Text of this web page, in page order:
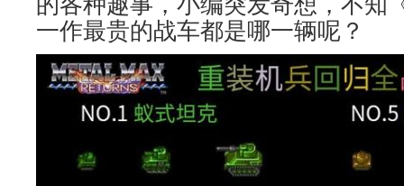
启
蒙
游
戏，
如
一作最贵的战车都是哪一辆呢？